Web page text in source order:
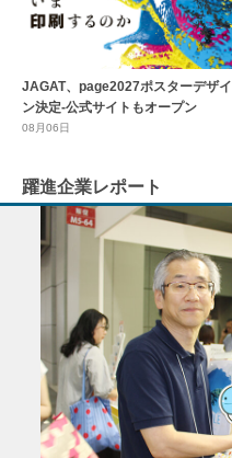
JAGAT、page2027ポスターデザイ
ン決定-公式サイトもオープン
08月06日
躍進企業レポート